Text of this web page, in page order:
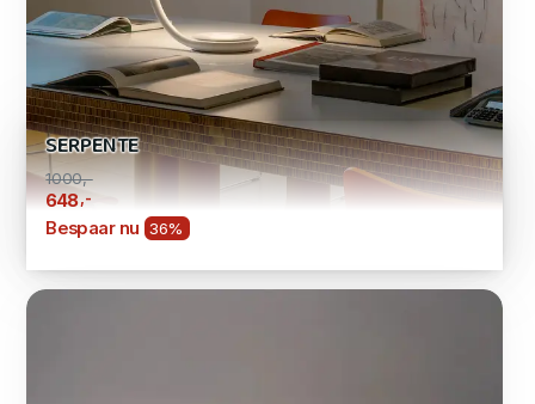
SERPENTE
1000,-
648,-
Bespaar nu 36%